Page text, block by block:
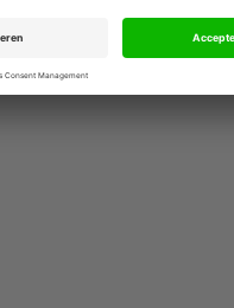
hulpmiddelen.